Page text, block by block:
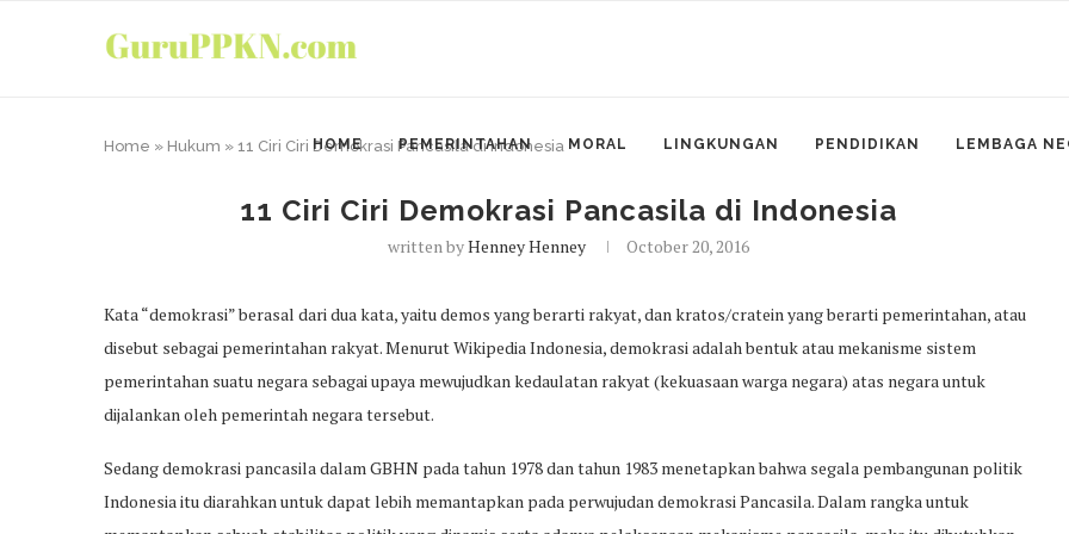
HOME PEMERINTAHAN MORAL LINGKUNGAN PENDIDIKAN LEMBAGA
Home » Hukum » 11 Ciri Ciri Demokrasi Pancasila di Indonesia
11 Ciri Ciri Demokrasi Pancasila di Indonesia
written byHenney Henney October 20, 2016
Kata “demokrasi” berasal dari dua kata, yaitu demos yang berarti rakyat, dan kratos/cratein yang berarti pemerintahan, atau
disebut sebagai pemerintahan rakyat. Menurut Wikipedia Indonesia, demokrasi adalah bentuk atau mekanisme sistem
pemerintahan suatu negara sebagai upaya mewujudkan kedaulatan rakyat (kekuasaan warga negara) atas negara untuk
dijalankan oleh pemerintah negara tersebut.
Sedang demokrasi pancasila dalam GBHN pada tahun 1978 dan tahun 1983 menetapkan bahwa segala pembangunan politik
Indonesia itu diarahkan untuk dapat lebih memantapkan pada perwujudan demokrasi Pancasila. Dalam rangka untuk